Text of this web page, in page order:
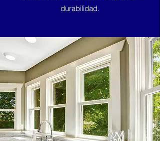
durabilidad.